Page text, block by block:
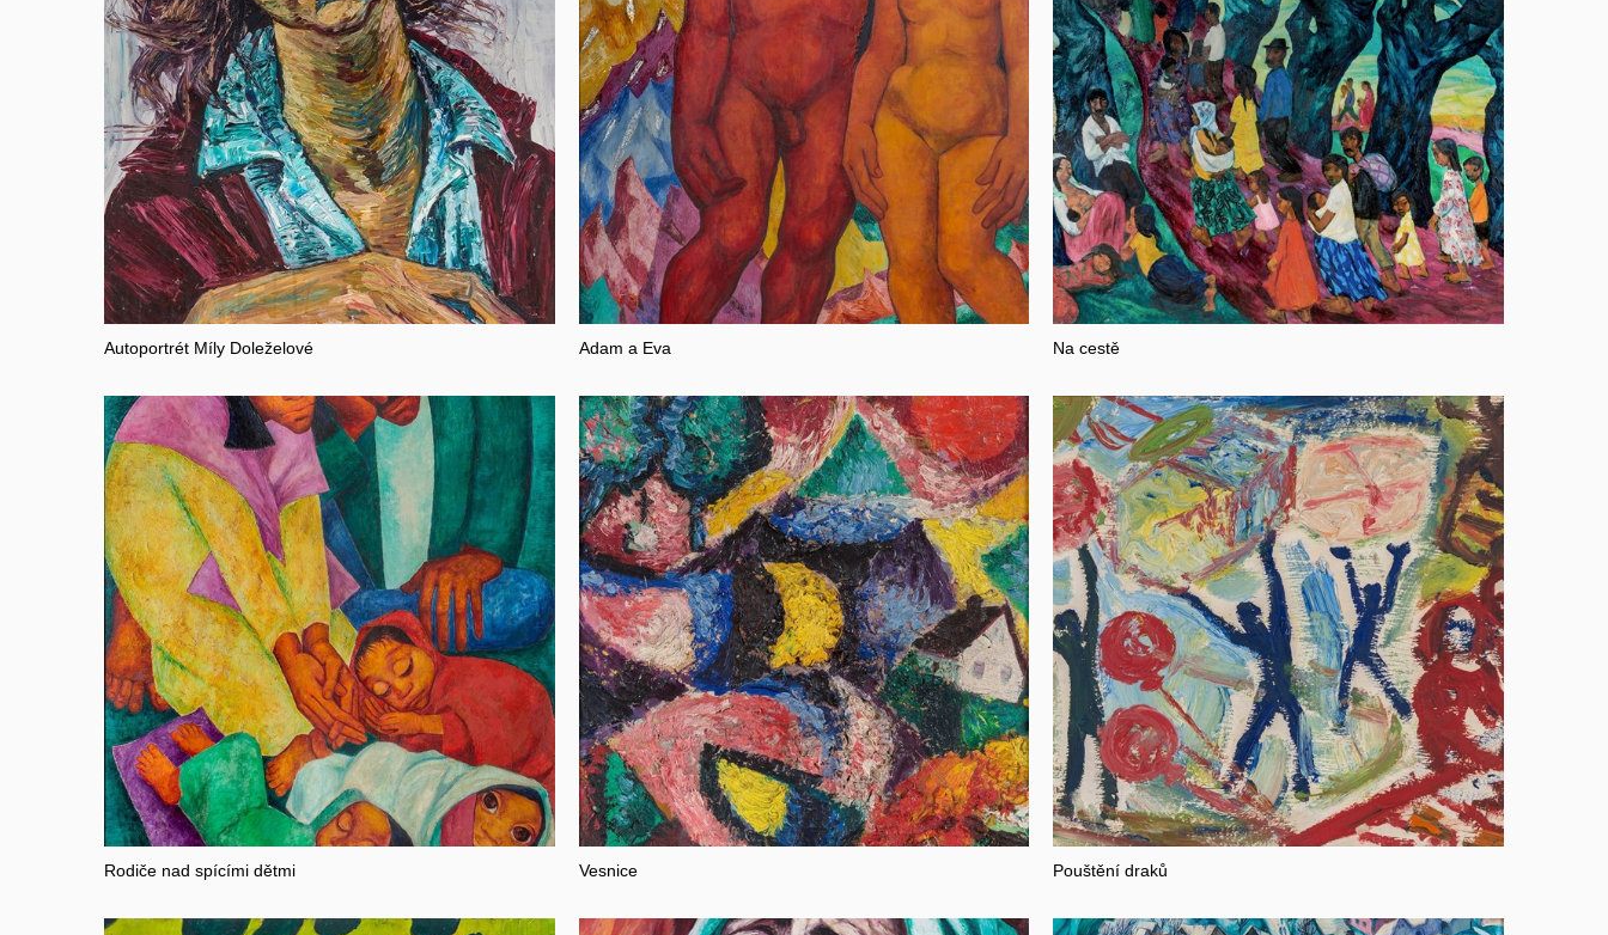
Autoportrét Míly Doleželové Adam a Eva Na cestě
Rodiče nad spícími dětmi Vesnice Pouštění draků